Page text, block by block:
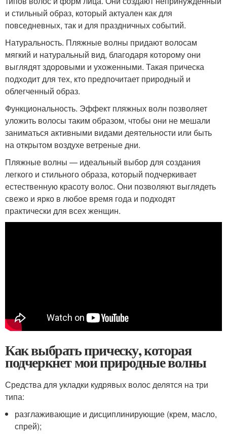
и стильный образ, который актуален как для
повседневных, так и для праздничных событий.
Натуральность. Пляжные волны придают волосам
мягкий и натуральный вид, благодаря которому они
выглядят здоровыми и ухоженными. Такая прическа
подходит для тех, кто предпочитает природный и
облегченный образ.
Функциональность. Эффект пляжных волн позволяет
уложить волосы таким образом, чтобы они не мешали
заниматься активными видами деятельности или быть
на открытом воздухе ветреные дни.
Пляжные волны — идеальный выбор для создания
легкого и стильного образа, который подчеркивает
естественную красоту волос. Они позволяют выглядеть
свежо и ярко в любое время года и подходят
практически для всех женщин.
Как выбрать прическу, которая
подчеркнет мои природные волны
Средства для укладки кудрявых волос делятся на три
типа:
разглаживающие и дисциплинирующие (крем, масло,
спрей);